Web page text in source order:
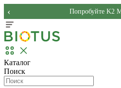
Попробуйте K2
‹
Каталог
Поиск